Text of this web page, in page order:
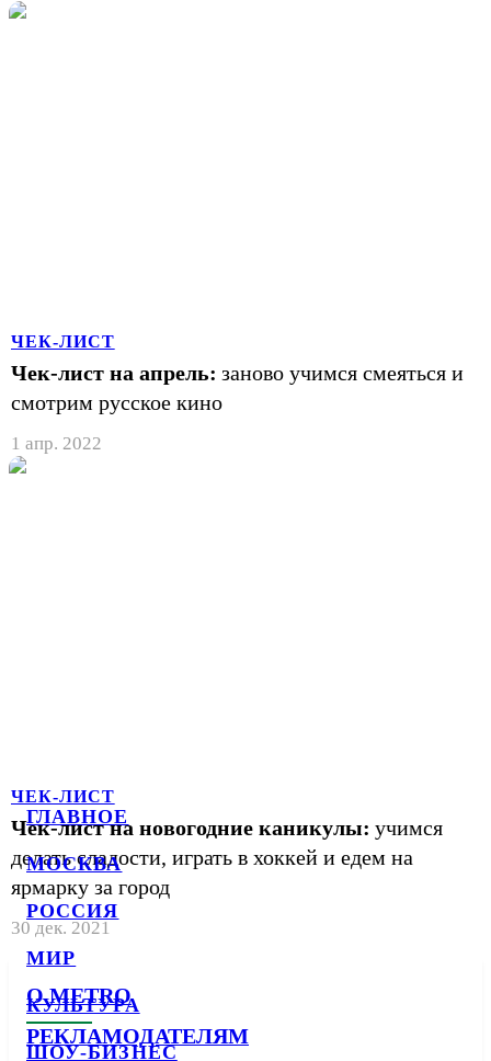
ГЛАВНОЕ
МОСКВА
РОССИЯ
МИР
КУЛЬТУРА
ШОУ-БИЗНЕС
ЧЕК-ЛИСТ
Чек-лист на апрель: заново учимся смеяться и
смотрим русское кино
1 апр. 2022
ЧЕК-ЛИСТ
Чек-лист на новогодние каникулы: учимся
делать сладости, играть в хоккей и едем на
ярмарку за город
30 дек. 2021
О METRO
РЕКЛАМОДАТЕЛЯМ